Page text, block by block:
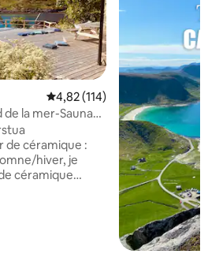
Note moyenne de 4,82 sur 5,
4,82 (114)
la mer-Sauna
hiver, je
céramique